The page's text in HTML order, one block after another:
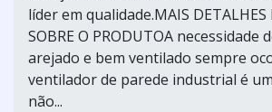
líder em qualidade.MAIS DETALHES
SOBRE O PRODUTOA necessidade
arejado e bem ventilado sempre
ventilador de parede industrial é
não...